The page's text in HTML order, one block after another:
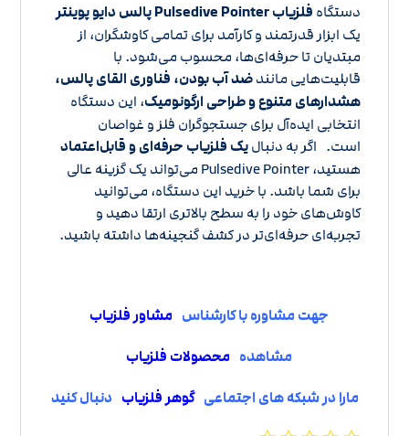
دستگاه فلزیاب Pulsedive Pointer پالس دایو پوینتر
یک ابزار قدرتمند و کارآمد برای تمامی کاوشگران، از
مبتدیان تا حرفه‌ای‌ها، محسوب می‌شود. با
قابلیت‌هایی مانندضد آب بودن، فناوری القای پالس،
هشدارهای متنوع و طراحی ارگونومیک، این دستگاه
انتخابی ایده‌آل برای جستجوگران فلز و غواصان
است. اگر به دنبالیک فلزیاب حرفه‌ای و قابل‌اعتماد
هستید، Pulsedive Pointer می‌تواند یک گزینه عالی
برای شما باشد. با خرید این دستگاه، می‌توانید
کاوش‌های خود را به سطح بالاتری ارتقا دهید و
تجربه‌ای حرفه‌ای‌تر در کشف گنجینه‌ها داشته باشید.
جهت مشاوره با کارشناس مشاور فلزیاب
مشاهده محصولات فلزیاب
مارا در شبکه های اجتماعیگوهر فلزیاب دنبال کنید